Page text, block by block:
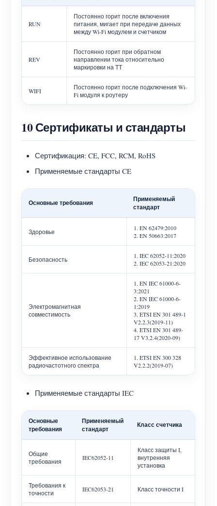
RUN
Постоянно горит после включения
питания, мигает при передаче данных
между Wi-Fi модулем и счетчиком
REV
Постоянно горит при обратном
направлении тока относительно
маркировки на ТТ
WIFI
Постоянно горит после подключения Wi-
Fi модуля к роутеру
10 Сертификаты и стандарты
Сертификация: CE, FCC, RCM, RoHS
Применяемые стандарты CE
Основные требования
Применяемый
стандарт
Здоровье
1. EN 62479:2010
2. EN 50663:2017
Безопасность
1. IEC 62052-11:2020
2. IEC 62053-21:2020
Электромагнитная
совместимость
1. EN IEC 61000-6-
3:2021
2. EN IEC 61000-6-
1:2019
3. ETSI EN 301 489-1
V2.2.3(2019-11)
4. ETSI EN 301 489-
17 V3.2.4(2020-09)
Эффективное использование
радиочастотного спектра
1. ETSI EN 300 328
V2.2.2(2019-07)
Применяемые стандарты IEC
Основные
требования
Применяемый
стандарт
Класс счетчика
Общие
требования
IEC62052-11
Класс защиты I,
внутренняя
установка
Требования к
точности
IEC62053-21 Класс точности I